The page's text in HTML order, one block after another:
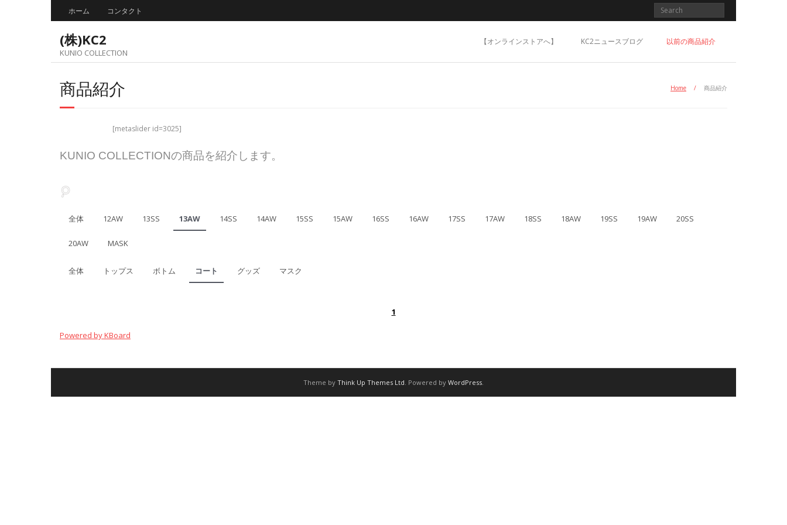
ホーム コンタクト
(株)KC2
KUNIO COLLECTION
【オンラインストアへ】 KC2ニュースブログ 以前の商品紹介
商品紹介 Home / 商品紹介
[metaslider id=3025]
KUNIO COLLECTIONの商品を紹介します。
全体 12AW 13SS 13AW 14SS 14AW 15SS 15AW 16SS 16AW 17SS 17AW 18SS 18AW 19SS 19AW 20SS
20AW MASK
全体 トップス ボトム コート グッズ マスク
1
Powered by KBoard
Theme by Think Up Themes Ltd . Powered by WordPress